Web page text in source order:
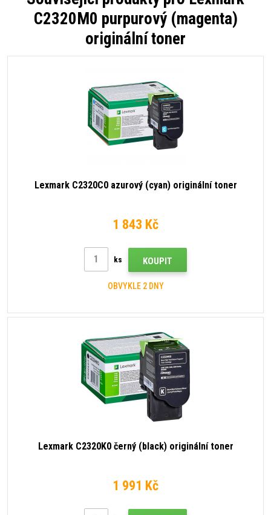
C2320M0 purpurový (magenta)
originální toner
Lexmark C2320C0 azurový (cyan) originální toner
1 843 Kč
ks KOUPIT
OBVYKLE 2 DNY
Lexmark C2320K0 černý (black) originální toner
1 991 Kč